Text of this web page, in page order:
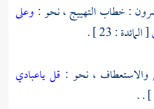
: خطاب التهييج ، نحو : وعلى
[ المائدة : 23 ] .
والاستعطاف ، نحو : قل ياعبادي